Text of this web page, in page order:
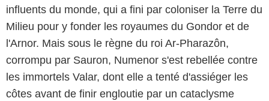
influents du monde, qui a fini par coloniser la Terre du
Milieu pour y fonder les royaumes du Gondor et de
l'Arnor. Mais sous le règne du roi Ar-Pharazôn,
corrompu par Sauron, Numenor s'est rebellée contre
les immortels Valar, dont elle a tenté d'assiéger les
côtes avant de finir engloutie par un cataclysme